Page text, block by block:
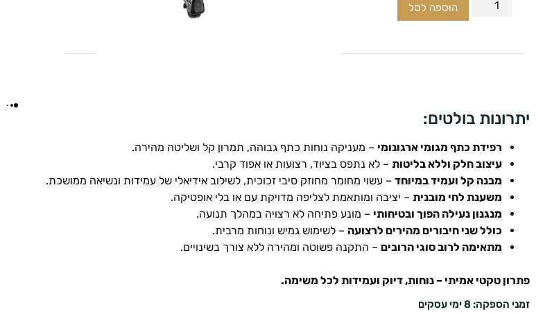
הוספה לסל
יתרונות בולטים:
רפידת כתף מגומי ארגונומי – מעניקה נוחות כתף גבוהה, תמרון קל ושליטה מהירה.
עיצוב חלק וללא בליטות – לא נתפס בציוד, רצועות או אפוד קרבי.
מבנה קל ועמיד במיוחד – עשוי מחומר מחוזק סיבי זכוכית, לשילוב אידיאלי של עמידות ונשיאה ממושכת.
משענת לחי מובנית – יציבה ומותאמת לצליפה מדויקת עם או בלי אופטיקה.
מנגנון נעילה הפוך ובטיחותי – מונע פתיחה לא רצויה במהלך תנועה.
כולל שני חיבורים מהירים לרצועה – לשימוש גמיש ונוחות מרבית.
מתאימה לרוב סוגי הרובים – התקנה פשוטה ומהירה ללא צורך בשינויים.
פתרון טקטי אמיתי – נוחות, דיוק ועמידות לכל משימה.
זמני הספקה: 8 ימי עסקים